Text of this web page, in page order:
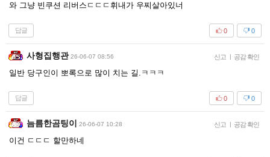
와 그냥 빈쿠션 리버스ㄷㄷㄷ휘내가 우찌살아있너
답글 0
0
사형집행관 26-06-07 08:56 신고 | 공감 확인
일반 당구인이 뽀록으로 많이 치는 길.ㅋㅋㅋ
답글 0
0
늠름한곰팅이 26-06-07 10:28 신고 | 공감 확인
이건 ㄷㄷㄷ 할만하네